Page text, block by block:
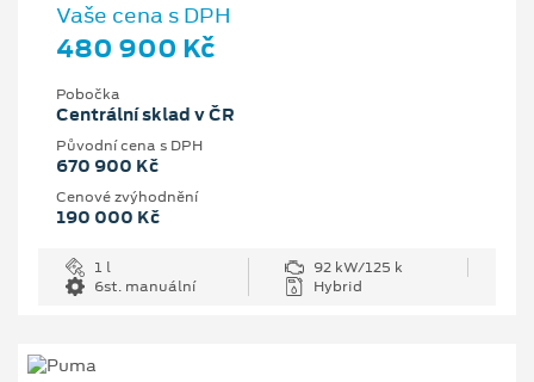
Vaše cena s DPH
480 900 Kč
Pobočka
Centrální sklad v ČR
Původní cena s DPH
670 900 Kč
Cenové zvýhodnění
190 000 Kč
1 l
92 kW/125 k
6st. manuální
Hybrid